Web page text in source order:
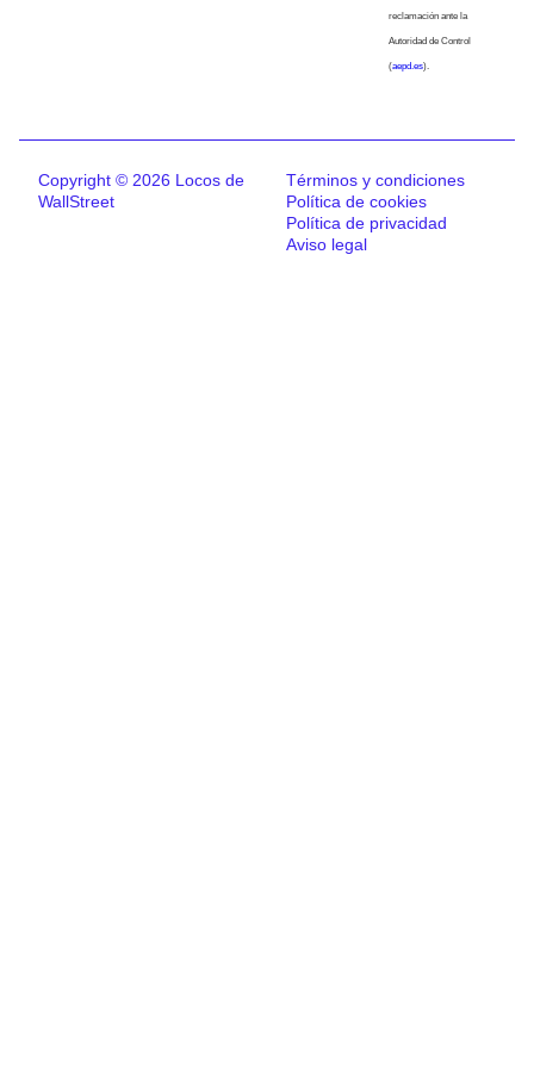
reclamación ante la
Autoridad de Control
(aepd.es).
Copyright © 2026 Locos de
WallStreet
Términos y condiciones
Política de cookies
Política de privacidad
Aviso legal